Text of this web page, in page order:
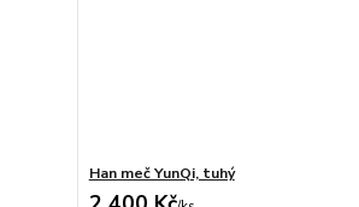
Han meč YunQi, tuhý